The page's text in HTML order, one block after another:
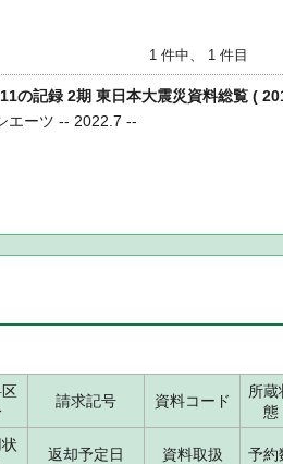
1 件中、 1 件目
の記録 2期 東日本大震災資料総覧 (
エーツ -- 2022.7 --
請求記号 資料コード
所蔵
態
返却予定日 資料取扱 予約